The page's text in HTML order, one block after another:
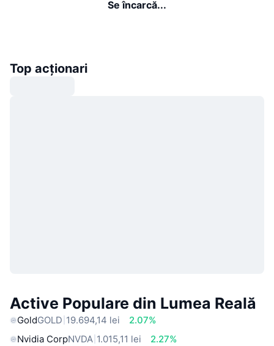
Se încarcă...
Top acționari
Active Populare din Lumea Reală
GoldGOLD 19.694,14 lei
2.07%
Nvidia CorpNVDA 1.015,11 lei
2.27%